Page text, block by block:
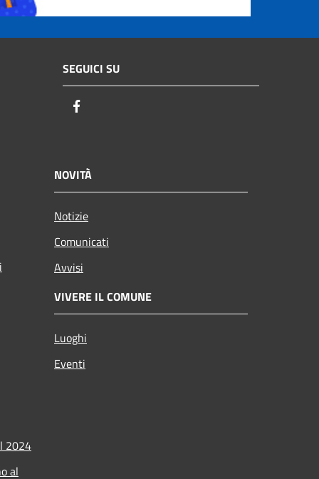
SEGUICI SU
NOVITÀ
Notizie
Comunicati
Avvisi
VIVERE IL COMUNE
Luoghi
Eventi
2024
al